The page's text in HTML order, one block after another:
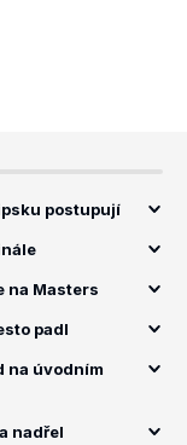
postupují
na Masters
padl
na úvodním
nadřel